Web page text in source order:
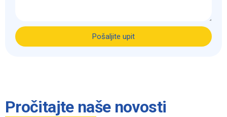
Pošaljite upit
Pročitajte naše novosti